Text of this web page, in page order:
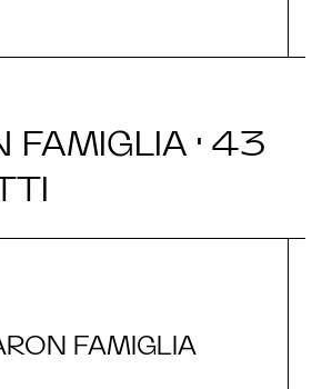
FAMIGLIA · 43
FAMIGLIA